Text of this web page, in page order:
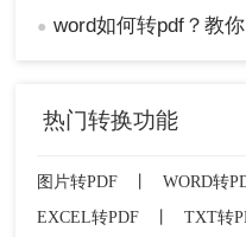
● word如何转pdf？教
热门转换功能
图片转PDF 丨 WORD转
EXCEL转PDF
TXT转